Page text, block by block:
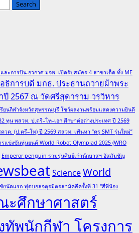
ละการบิน-อวกาศ มจพ. เปิดรับสมัคร 4 สาขาเด็ด ทั้ง ME
ธิการบดี มกธ. ประธานถวายผ้าพระ
2567 ณ วัดศรีสุดาราม วรวิหาร
ยนกีฬาจังหวัดสุพรรณบุรี โชว์ผลงานพร้อมแสดงความยินดี
ทุน พสวท. ป.ตรี–โท–เอก ศึกษาต่อต่างประเทศ ปี 2569
วค. (ป.ตรี–โท) ปี 2569 สสวท. เฟ้นหา “ครู SMT รุ่นใหม่”
แข่งขันหุ่นยนต์ World Robot Olympiad 2025 (WRO
Emperor penguin รวมรุ่นศิษย์เก่านักบาสฯ อัสสัมชัญ
ScienceWorld
ยนัดแรก ฟุตบอลจตุรมิตรสามัคคีครั้งที่ 31 "สี่พี่น้อง
ะศึกษาศาสตร์
ทัพนักกีฬา โครงการ